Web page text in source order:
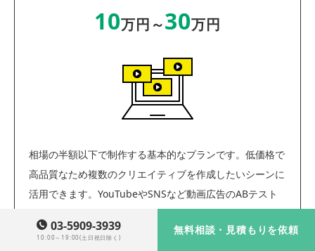
10万円～30万円
相場の半額以下で制作する基本的なプランです。低価格で
高品質なため複数のクリエイティブを作成したいシーンに
活用できます。YouTubeやSNSなど動画広告のABテスト
03-5909-3939
10:00～19:00(土日祝日除く)
無料相談・見積もりを依頼